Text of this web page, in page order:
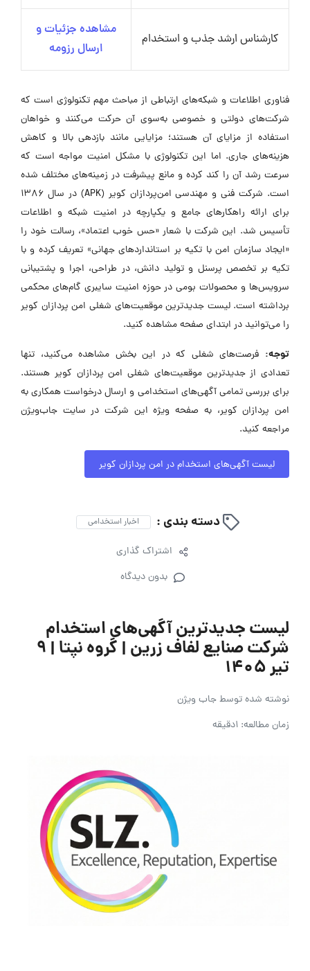
کارشناس ارشد جذب و استخدام
مشاهده جزئیات و
ارسال رزومه
فناوری اطلاعات و شبکه‌های ارتباطی از مباحث مهم تکنولوژی است که
شرکت‌های دولتی و خصوصی به‌سوی آن حرکت می‌کنند و خواهان
استفاده از مزایای آن هستند؛ مزایایی مانند بازدهی بالا و کاهش
هزینه‌های جاری. اما این تکنولوژی با مشکل امنیت مواجه است که
سرعت رشد آن را کند کرده و مانع پیشرفت در زمینه‌های مختلف شده
است. شرکت فنی و مهندسی امن‌پردازان کویر (APK) در سال ۱۳۸۶
برای ارائه راهکارهای جامع و یکپارچه در امنیت شبکه و اطلاعات
تأسیس شد. این شرکت با شعار «حس خوب اعتماد»، رسالت خود را
«ایجاد سازمان امن با تکیه بر استانداردهای جهانی» تعریف کرده و با
تکیه بر تخصص پرسنل و تولید دانش، در طراحی، اجرا و پشتیبانی
سرویس‌ها و محصولات بومی در حوزه امنیت سایبری گام‌های محکمی
برداشته است. لیست جدیدترین موقعیت‌های شغلی امن پردازان کویر
را می‌توانید در ابتدای صفحه مشاهده کنید.
توجه: فرصت‌های شغلی که در این بخش مشاهده می‌کنید، تنها
تعدادی از جدیدترین موقعیت‌های شغلی امن پردازان کویر هستند.
برای بررسی تمامی آگهی‌های استخدامی و ارسال درخواست همکاری به
امن پردازان کویر، به صفحه ویژه این شرکت در سایت جاب‌ویژن
مراجعه کنید.
لیست آگهی‌های استخدام در امن پردازان کویر
دسته بندی : اخبار استخدامی
اشتراک گذاری
بدون دیدگاه
لیست جدیدترین آگهی‌های استخدام
شرکت صنایع لفاف زرین | گروه نپتا | ۹
تیر ۱۴۰۵
نوشته شده توسطجاب ویژن
زمان مطالعه: 1دقیقه